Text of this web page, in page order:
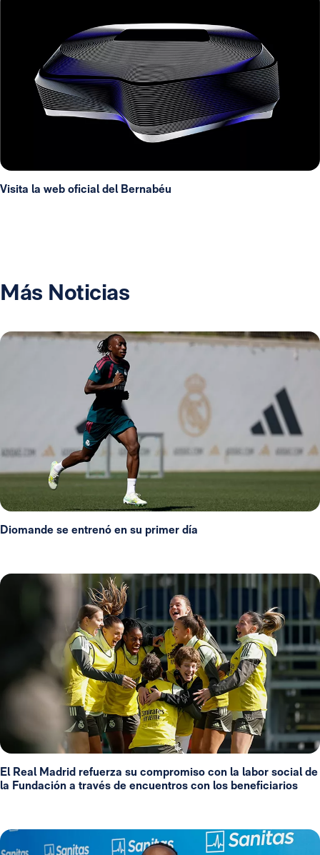
Visita la web oficial del Bernabéu
Más Noticias
Diomande se entrenó en su primer día
El Real Madrid refuerza su compromiso con la labor social de
la Fundación a través de encuentros con los beneficiarios